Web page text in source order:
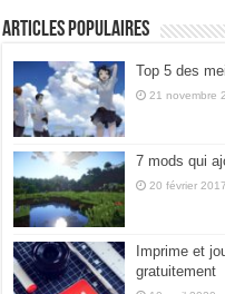
Articles populaires
Top 5 des
21 novembre
7 mods qui
20 février 2017
Imprime et
gratuitement